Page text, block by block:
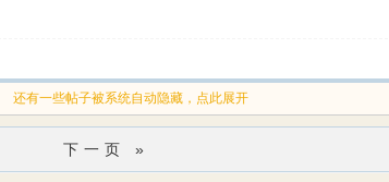
还有一些帖子被系统自动隐藏，点此展开
下一页 »